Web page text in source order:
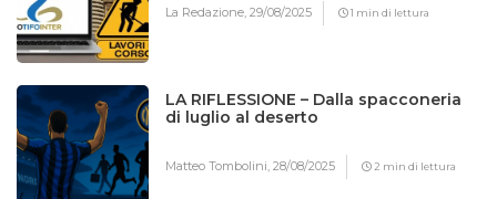
La Redazione,29/08/2025 1 min di lettura
LA RIFLESSIONE – Dalla spacconeria
di luglio al deserto
Matteo Tombolini,28/08/2025 2 min di lettura